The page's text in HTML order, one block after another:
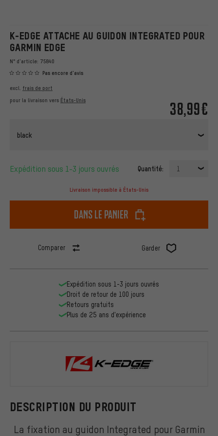
K-EDGE ATTACHE AU GUIDON INTEGRATED POUR
GARMIN EDGE
N° d'article: 75840
Pas encore d'avis
38,99€
excl. frais de port
pour la livraison vers États-Unis
black
Expédition sous 1-3 jours ouvrés Quantité: 1
Livraison impossible à États-Unis
dans le panier
Comparer Garder
DESCRIPTION DU PRODUIT
La fixation au guidon Integrated pour Garmin
Expédition sous 1-3 jours ouvrés
Droit de retour de 100 jours
Retours gratuits
Plus de 25 ans d'expérience